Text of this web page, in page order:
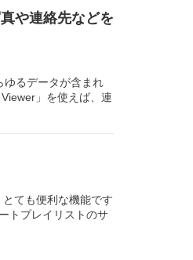
や連絡先などを
ゆるデータが含まれ
」を使えば、連
ても便利な機能です
トプレイリストのサ